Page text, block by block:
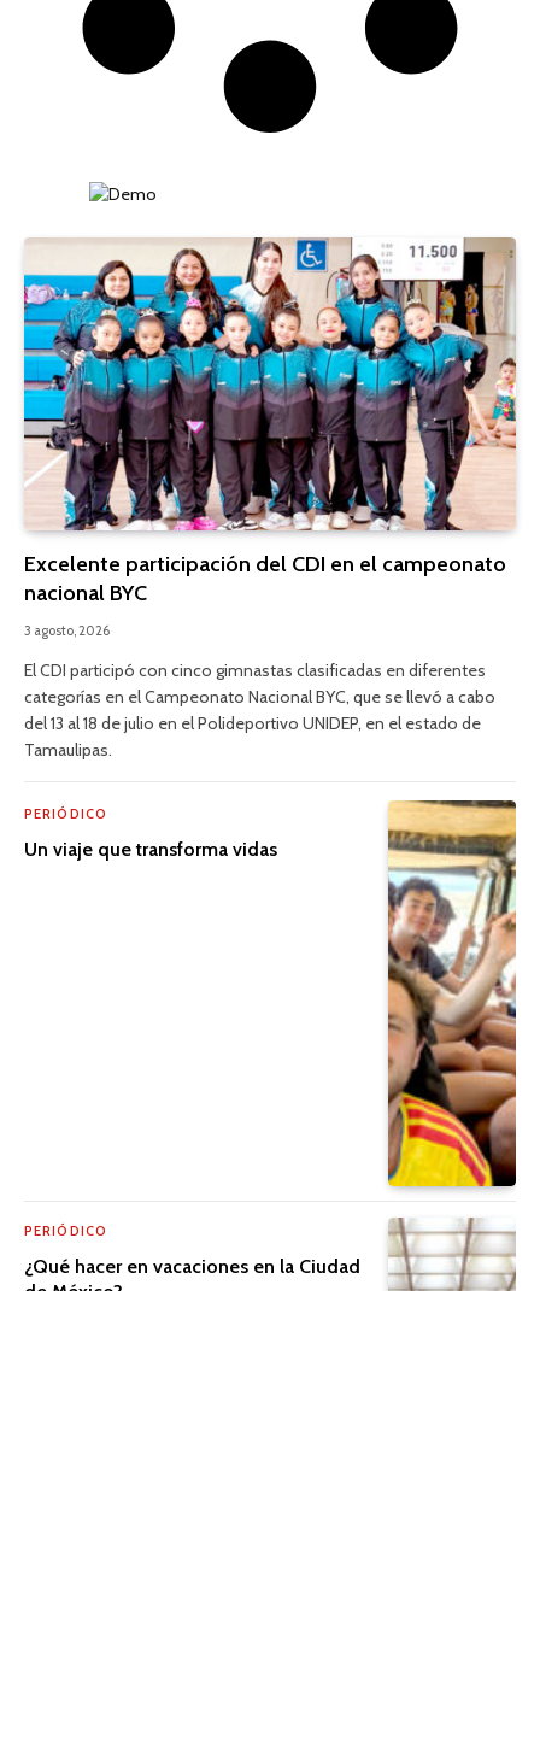
Excelente participación del CDI en el campeonato
nacional BYC
3 agosto, 2026
El CDI participó con cinco gimnastas clasificadas en diferentes
categorías en el Campeonato Nacional BYC, que se llevó a cabo
del 13 al 18 de julio en el Polideportivo UNIDEP, en el estado de
Tamaulipas.
PERIÓDICO
Un viaje que transforma vidas
PERIÓDICO
¿Qué hacer en vacaciones en la Ciudad
de México?